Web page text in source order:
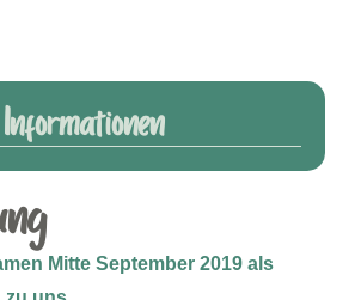
Mitte September 2019 als